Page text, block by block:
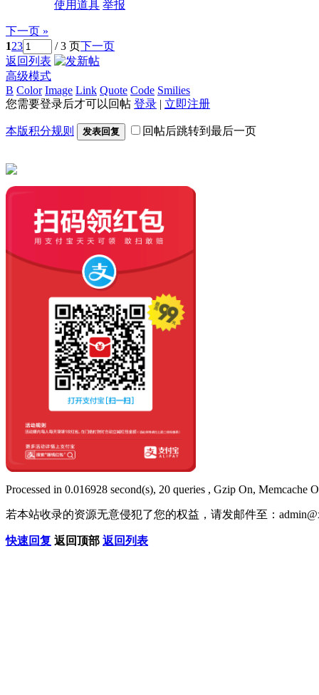
使用道具 举报
下一页 »
123 / 3 页下一页
返回列表
高级模式
B Color Image Link Quote Code Smilies
您需要登录后才可以回帖 登录 | 立即注册
本版积分规则 发表回复 回帖后跳转到最后一页
Processed in 0.016928 second(s), 20 queries , Gzip On, Memcache
若本站收录的资源无意侵犯了您的权益，请发邮件至：
快速回复 返回顶部 返回列表